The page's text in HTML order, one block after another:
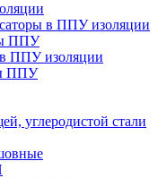
в ППУ изоляции
ППУ
ППУ изоляции
ППУ
углеродистой стали